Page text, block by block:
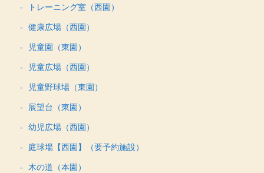
トレーニング室（西園）
健康広場（西園）
児童園（東園）
児童広場（西園）
児童野球場（東園）
展望台（東園）
幼児広場（西園）
庭球場【西園】（要予約施設）
木の道（本園）